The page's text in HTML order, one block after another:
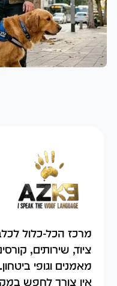
מרכז הכל-כלול
ציוד, שירותים,
מאמנים וגופי ביטחון.
אין צורך לחפש